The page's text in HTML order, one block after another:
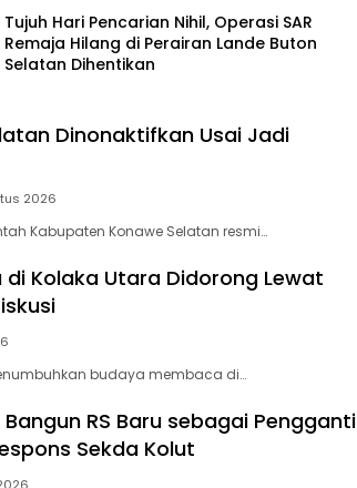
Tujuh Hari Pencarian Nihil, Operasi SAR
Remaja Hilang di Perairan Lande Buton
Selatan Dihentikan
Dinonaktifkan Usai Jadi
2026
Kabupaten Konawe Selatan resmi…
Kolaka Utara Didorong Lewat
budaya membaca di…
Bangun RS Baru sebagai Pengganti
Sekda Kolut